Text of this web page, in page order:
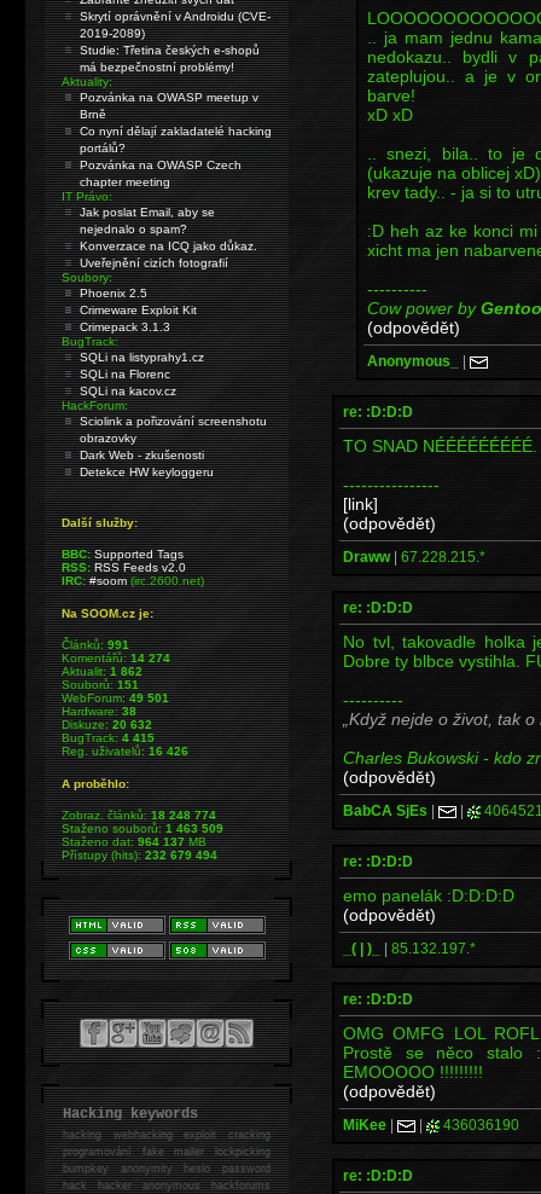
.. ja mam jednu
nedokazu.. bydli v
zateplujou.. a je v
barve!
xD xD
.. snezi, bila.. to je
(ukazuje na oblicej
krev tady.. - ja si to
:D heh az ke konci
xicht ma jen
----------
Cow power byGentoo
(odpovědět)
Anonymous_ |
re: :D:D:D
TO SNAD
----------------
[link]
(odpovědět)
Draww| 67.228.215.*
re: :D:D:D
No tvl, takovadle holka
Dobre ty blbce vystihla.
----------
Když nejde o život, tak o
Charles Bukowski - kdo
(odpovědět)
BabCA SjEs | |
re: :D:D:D
emo panelák :D:D:D:D
(odpovědět)
_( | )_ | 85.132.197.*
re: :D:D:D
OMG OMFG LOL
Prostě se něco stalo
EMOOOOO !!!!!!!!!
(odpovědět)
MiKee | | 436036190
re: :D:D:D
Skrytí oprávnění v Androidu (CVE-
2019-2089)
Studie: Třetina českých e-shopů
má bezpečnostní problémy!
Aktuality:
Pozvánka na OWASP meetup v
Brně
Co nyní dělají zakladatelé hacking
portálů?
Pozvánka na OWASP Czech
chapter meeting
IT Právo:
Jak poslat Email, aby se
nejednalo o spam?
Konverzace na ICQ jako důkaz.
Uveřejnění cizích fotografií
Soubory:
Phoenix 2.5
Crimeware Exploit Kit
Crimepack 3.1.3
BugTrack:
SQLi na listyprahy1.cz
SQLi na Florenc
SQLi na kacov.cz
HackForum:
Sciolink a pořizování screenshotu
obrazovky
Dark Web - zkušenosti
Detekce HW keyloggeru
Další služby:
BBC: Supported Tags
RSS: RSS Feeds v2.0
IRC: #soom(irc.2600.net)
Na SOOM.cz je:
Článků:991
Komentářů:14 274
Aktualit:1 862
Souborů:151
WebForum:49 501
Hardware:38
Diskuze:20 632
BugTrack:4 415
Reg. uživatelů:16 426
A proběhlo:
Zobraz. článků:18 248 774
Staženo souborů:1 463 509
Staženo dat:964 137MB
Přístupy (hits):232 679 494
Hacking keywords
hackingwebhacking exploit cracking
programování fake mailer lockpicking
bumpkey anonymity heslo password
hackhacker anonymous hackforums